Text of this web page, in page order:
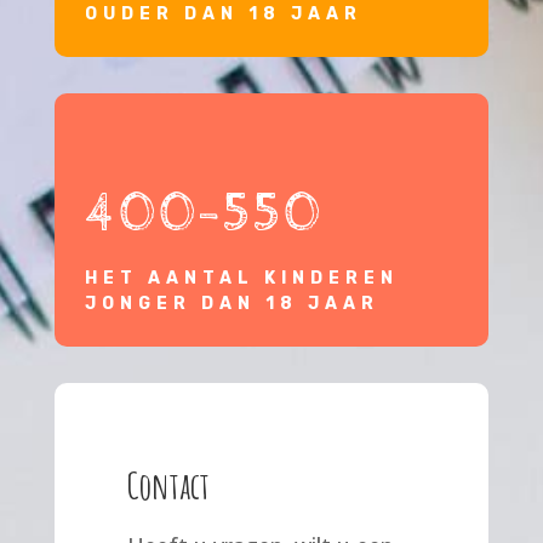
OUDER DAN 18 JAAR
400-550
HET AANTAL KINDEREN
JONGER DAN 18 JAAR
Contact